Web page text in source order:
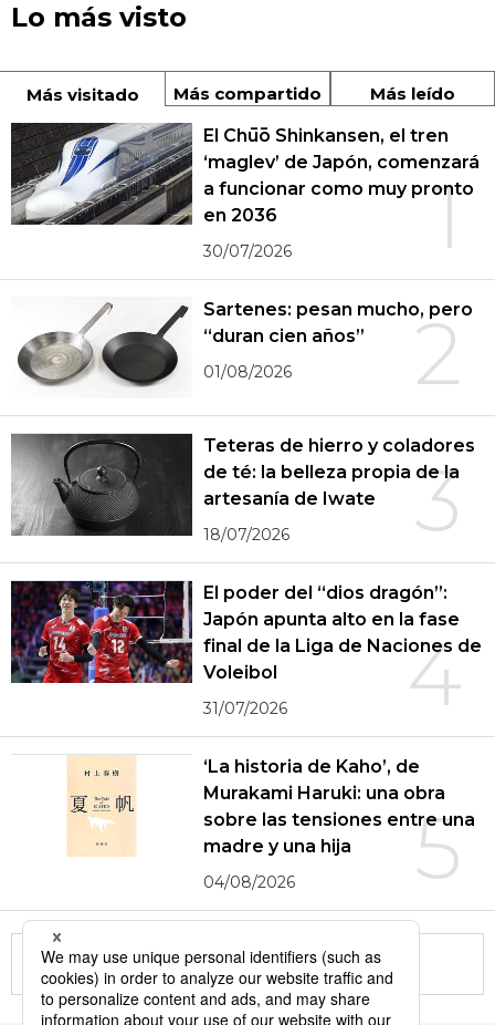
Lo más visto
Más visitado Más compartido Más leído
1
El Chūō Shinkansen, el tren
‘maglev’ de Japón, comenzará
a funcionar como muy pronto
en 2036
30/07/2026
2
Sartenes: pesan mucho, pero
“duran cien años”
01/08/2026
3
Teteras de hierro y coladores
de té: la belleza propia de la
artesanía de Iwate
18/07/2026
4
El poder del “dios dragón”:
Japón apunta alto en la fase
final de la Liga de Naciones de
Voleibol
31/07/2026
5
‘La historia de Kaho’, de
Murakami Haruki: una obra
sobre las tensiones entre una
madre y una hija
04/08/2026
More in this series